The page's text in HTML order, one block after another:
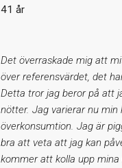
41 år
Det överraskade mig att
över referensvärdet, det
Detta tror jag beror på att
nötter. Jag varierar nu min
överkonsumtion. Jag är
bra att veta att jag kan
kommer att kolla upp